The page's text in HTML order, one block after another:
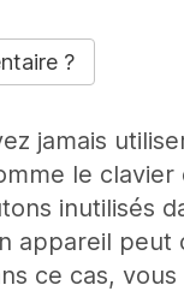
?
jamais
le clavier
inutilisés
appareil peut
ce cas,